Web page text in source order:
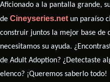
Aficionado a la pantalla grande,
de Cineyseries.netun paraíso
construir juntos la mejor base de
necesitamos su ayuda.
de Adult Adoption? ¿Detectaste
elenco? ¡Queremos saberlo todo!